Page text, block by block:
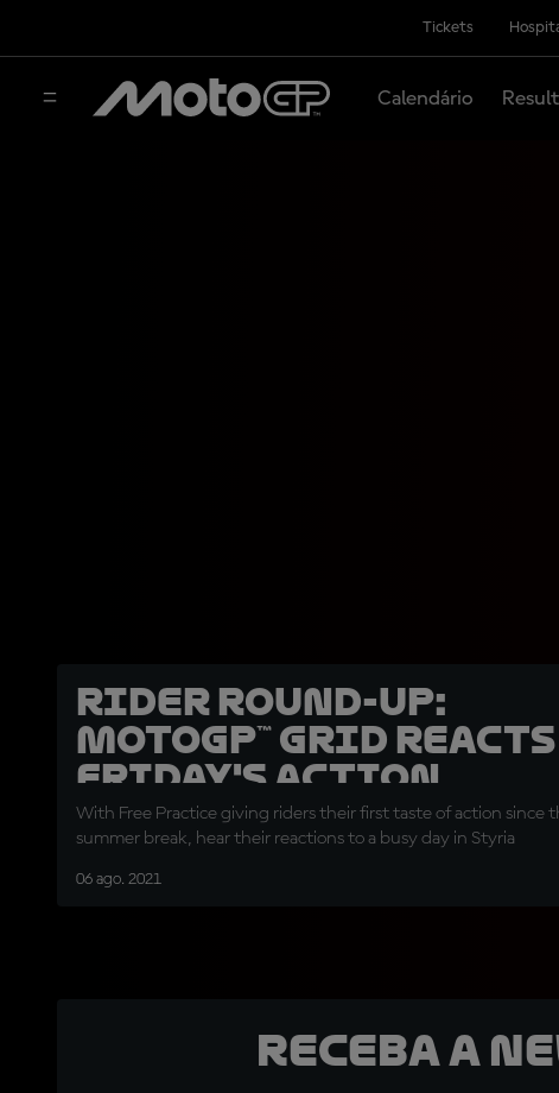
Tickets
Calendário
Rider round-up:
MotoGP™ grid
Friday's action
With Free Practice giving riders their first taste of action since
summer break, hear their reactions to a busy day in Styria
06 ago. 2021
Receba a